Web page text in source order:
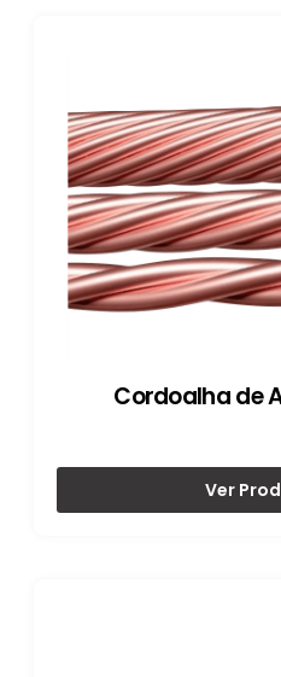
Cordoalha de
Ver